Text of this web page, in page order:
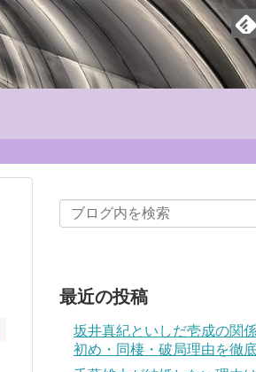
最近の投稿
坂井真紀といしだ壱成の関
初め・同棲・破局理由を徹